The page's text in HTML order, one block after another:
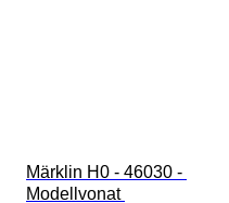
Märklin H0 - 46030 -
Modellvonat